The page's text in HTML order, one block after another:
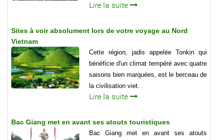
Lire la suite
Sites à voir absolument lors de votre voyage au Nord
Vietnam
Cette région, jadis appelée Tonkin qui
bénéficie d'un climat tempéré avec quatre
saisons bien marquées, est le berceau de
la civilisation viet.
Lire la suite
Bac Giang met en avant ses atouts touristiques
Bac Giang met en avant ses atouts